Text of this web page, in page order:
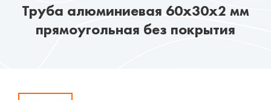
Труба алюминиевая 60х30х2 мм
прямоугольная без покрытия